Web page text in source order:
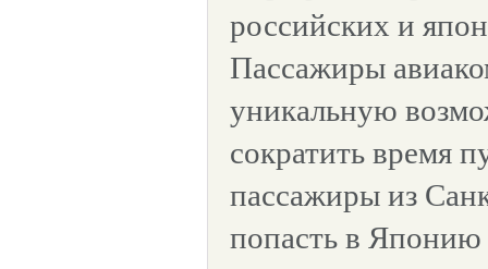
российских и
Пассажиры
уникальную
сократить время
пассажиры из
попасть в Японию